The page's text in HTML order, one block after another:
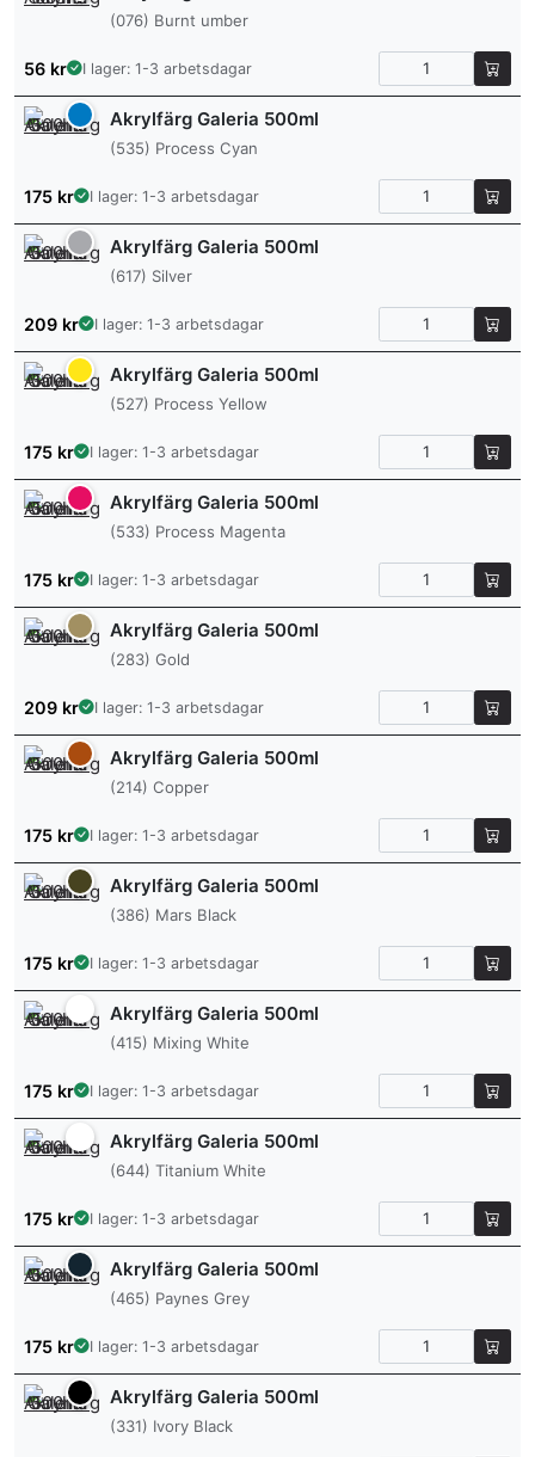
(076) Burnt umber
56 kr I lager: 1-3 arbetsdagar
Akrylfärg Galeria 500ml
(535) Process Cyan
175 kr I lager: 1-3 arbetsdagar
Akrylfärg Galeria 500ml
(617) Silver
209 kr I lager: 1-3 arbetsdagar
Akrylfärg Galeria 500ml
(527) Process Yellow
175 kr I lager: 1-3 arbetsdagar
Akrylfärg Galeria 500ml
(533) Process Magenta
175 kr I lager: 1-3 arbetsdagar
Akrylfärg Galeria 500ml
(283) Gold
209 kr I lager: 1-3 arbetsdagar
Akrylfärg Galeria 500ml
(214) Copper
175 kr I lager: 1-3 arbetsdagar
Akrylfärg Galeria 500ml
(386) Mars Black
175 kr I lager: 1-3 arbetsdagar
Akrylfärg Galeria 500ml
(415) Mixing White
175 kr I lager: 1-3 arbetsdagar
Akrylfärg Galeria 500ml
(644) Titanium White
175 kr I lager: 1-3 arbetsdagar
Akrylfärg Galeria 500ml
(465) Paynes Grey
175 kr I lager: 1-3 arbetsdagar
Akrylfärg Galeria 500ml
(331) Ivory Black